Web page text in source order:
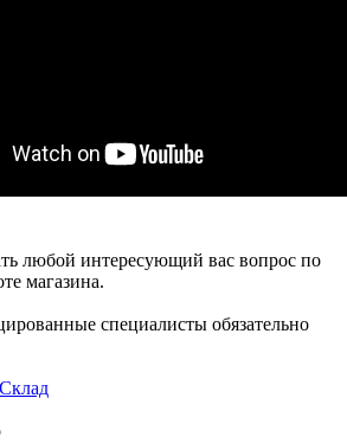
любой интересующий вас вопрос по
магазина.
специалисты обязательно